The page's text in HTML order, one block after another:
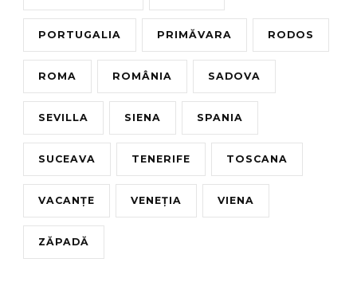
PORTUGALIA PRIMĂVARA RODOS
ROMA ROMÂNIA SADOVA
SEVILLA SIENA SPANIA
SUCEAVA TENERIFE TOSCANA
VACANȚE VENEȚIA VIENA
ZĂPADĂ